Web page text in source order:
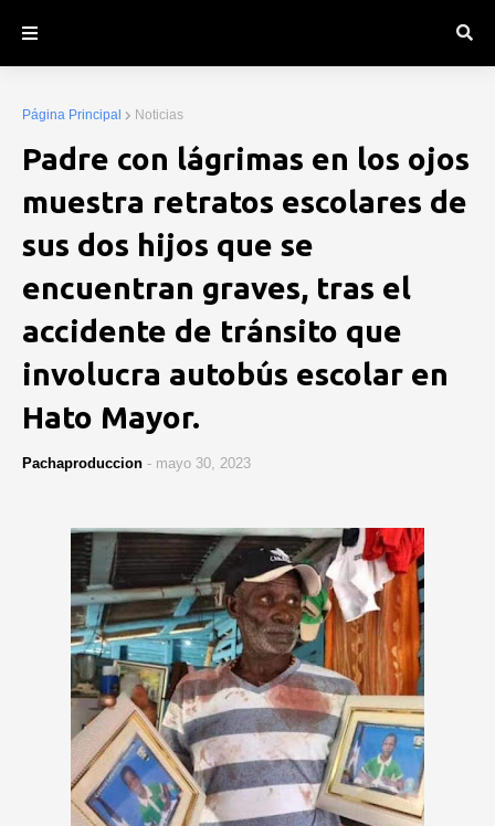
Página Principal Noticias
Padre con lágrimas en los ojos
muestra retratos escolares de
sus dos hijos que se
encuentran graves, tras el
accidente de tránsito que
involucra autobús escolar en
Hato Mayor.
Pachaproduccion - mayo 30, 2023